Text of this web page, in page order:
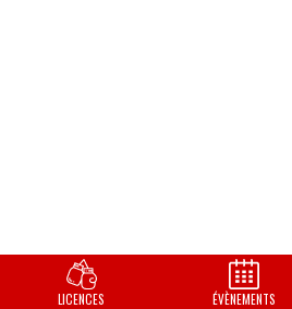
LICENCES ÉVÈNEMENTS